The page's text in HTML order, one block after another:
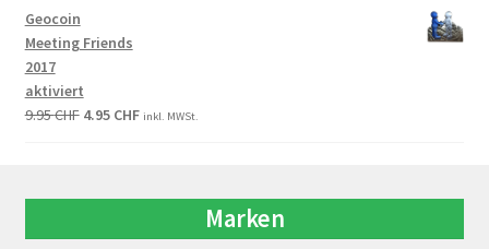
Geocoin
Meeting Friends
2017
aktiviert
9.95CHF 4.95 CHF inkl. MWSt.
Marken